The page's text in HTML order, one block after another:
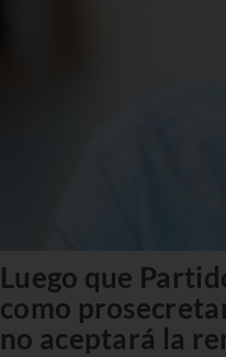
Luego que
como
no aceptará la